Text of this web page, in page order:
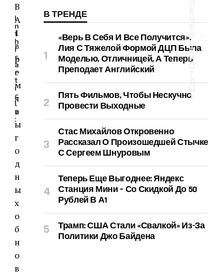
Ч
Н
И
Я
И
Д
Х
В
А
1
в
р
е
м
я
в
ы
г
о
д
н
ы
х
о
б
н
о
в
I
n
t
h
i
s
a
r
t
i
c
l
e
:
В ТРЕНДЕ
«Верь В Себя И Все Получится».
Лия С Тяжелой Формой ДЦП Была
Моделью, Отличницей, А Теперь
Преподает Английский
Пять Фильмов, Чтобы Нескучно
Провести Выходные
Стас Михайлов Откровенно
Рассказал О Произошедшей Стычке
С Сергеем Шнуровым
Теперь Еще Выгоднее: Яндекс
Станция Мини – Со Скидкой До 50
Рублей В А1
Трамп: США Стали «свалкой» Из-За
Политики Джо Байдена